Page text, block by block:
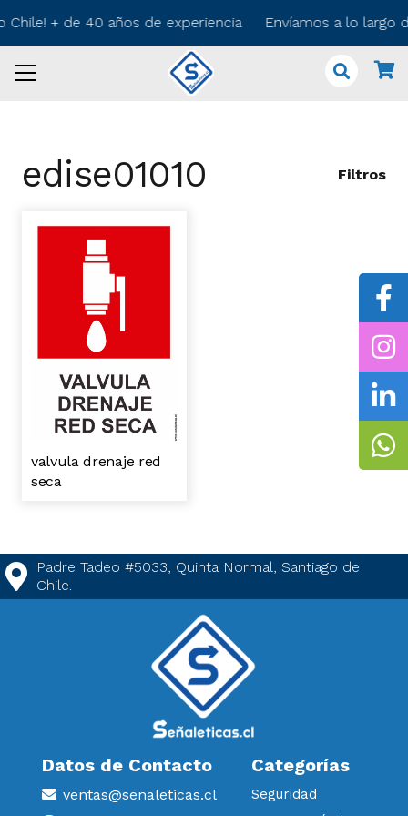
Chile! + de 40 años de experiencia Envíamos a lo
edise01010 Filtros
valvula drenaje red
seca
Padre Tadeo #5033, Quinta Normal, Santiago de
Chile.
Datos de Contacto
ventas@senaleticas.cl
Categorías
Seguridad